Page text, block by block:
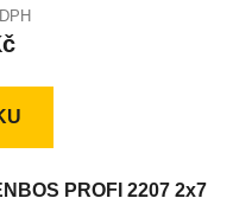
PROFI 2207 2x7